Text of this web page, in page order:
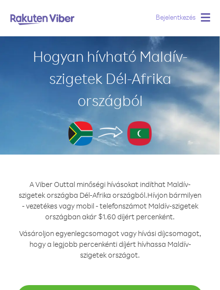
Bejelentkezés
Hogyan hívható Maldív-
szigetek Dél-Afrika
országból
A Viber Outtal minőségi hívásokat indíthat Maldív-
szigetek országba Dél-Afrika országból.Hívjon bármilyen
- vezetékes vagy mobil - telefonszámot Maldív-szigetek
országban akár $1.60 díjért percenként.
Vásároljon egyenlegcsomagot vagy hívási díjcsomagot,
hogy a legjobb percenkénti díjért hívhassa Maldív-
szigetek országot.